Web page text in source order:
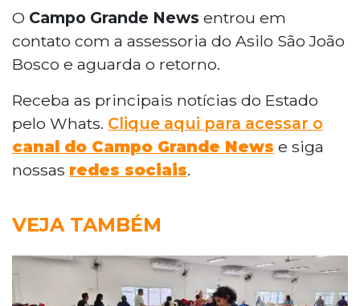
O Campo Grande News entrou em
contato com a assessoria do Asilo São João
Bosco e aguarda o retorno.
Receba as principais notícias do Estado
pelo Whats. Clique aqui para acessar o
canal do Campo Grande News e siga
nossas redes sociais.
VEJA TAMBÉM